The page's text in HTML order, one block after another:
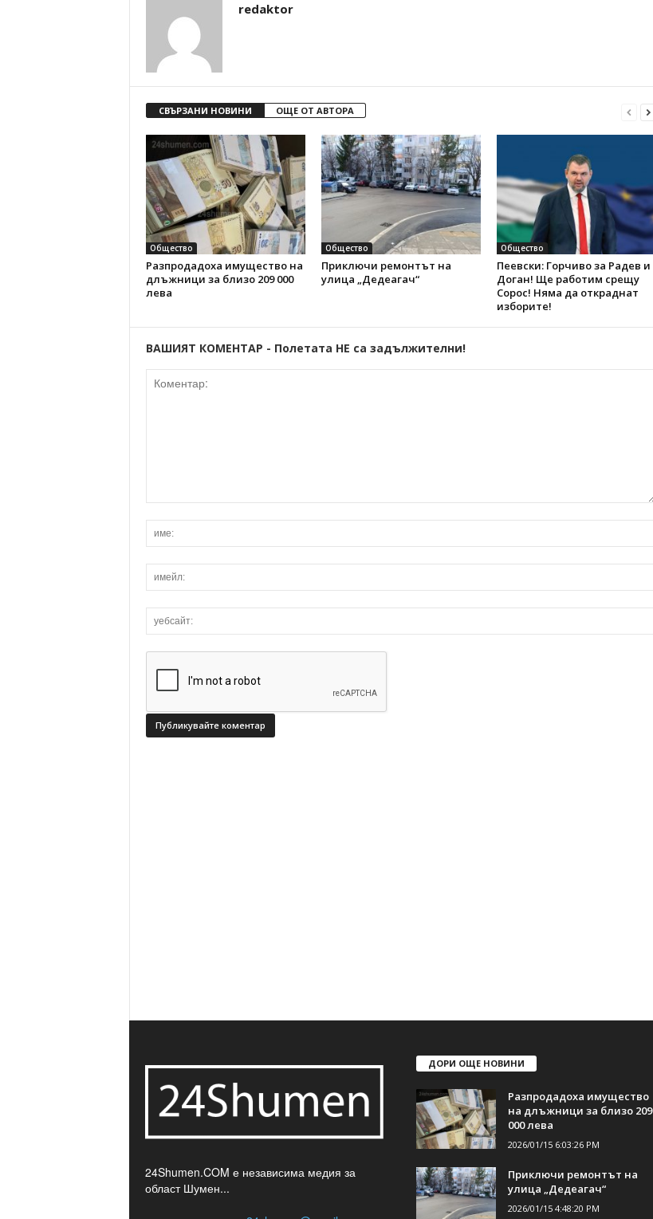
redaktor
СВЪРЗАНИ НОВИНИ ОЩЕ ОТ АВТОРА
Общество
Разпродадоха имущество на
длъжници за близо 209 000
лева
Общество
Приключи ремонтът на
улица „Дедеагач“
Общество
Пеевски: Горчиво за Радев и
Доган! Ще работим срещу
Сорос! Няма да откраднат
изборите!
ВАШИЯТ КОМЕНТАР - Полетата НЕ са задължителни!
24Shumen.COM е независима медия за
област Шумен...
ДОРИ ОЩЕ НОВИНИ
Разпродадоха имущество
на длъжници за близо 209
000 лева
2026/01/15 6:03:26 PM
Приключи ремонтът на
улица „Дедеагач“
2026/01/15 4:48:20 PM